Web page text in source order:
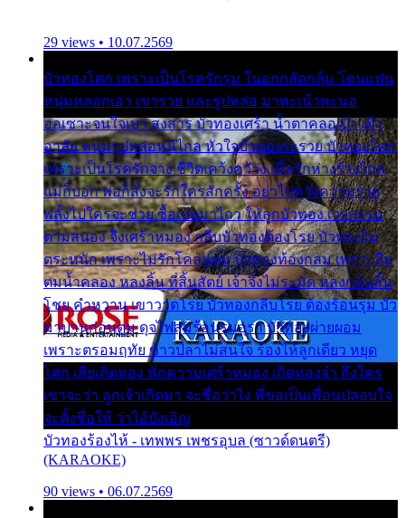
29 views • 10.07.2569
บัวทองโศก เพราะเป็นโรครักรุม ในอกกลัดกลุ้ม โดนแฟน
หนุ่มหลอกเอา เขารวย และรูปหล่อ มาพะเน้าพะนอ
ออเซาะจนใจเบา สงสาร บัวทองเศร้า น้ำตาคลอเบ้า เฝ้า
อาลัย หนุ่มรูปหล่อหนีไกล หัวใจบัวทองระรวย บัวทองโศก
เพราะเป็นโรครักจาง ชีวิตเคว้งคว้าง เมื่อรักห่างร้างไกล
แม่ก็บอก พ่อก็สั่งจะรักใครสักครั้ง อย่าไปหวังความรวย
พลั้งไปใครจะช่วย ซื้อเปลมาไกว ให้ลูกบัวทอง เวรกรรม
ตามสนอง จึงเศร้าหมอง กลีบบัวทองต้องโรย บัวทองไม่
ตระหนัก เพราะไม่รักโคลนตม บัวทองท้องกลม เพราะลืม
ตมน้ำคลอง หลงลิ้น ที่สิ้นสัตย์ เจ้าจึงไม่ระมัด หลงกลิ่นลิ้น
โชย คำหวาน เขาวาดโรย บัวทองกลีบโรย ต้องร้อนรุม บัว
มาบานก่อนตูม ดุจไฟสุมร้อนรุมอุรา บัวทองผ่ายผอม
เพราะตรอมฤทัย ข้าวปลาไม่สนใจ ร้องไห้ลูกเดียว หยุด
โศก เสียเถิดทอง พักความเศร้าหมอง เถิดทองจ๋า ถึงใคร
เขาจะว่า ลูกเจ้าเกิดมา จะชื่อว่าไง พี่ขอเป็นเพื่อนปลอบใจ
จะตั้งชื่อให้ ว่าไอ้บังเอิญ
บัวทองร้องไห้ - เทพพร เพชรอุบล (ซาวด์ดนตรี)
(KARAOKE)
90 views • 06.07.2569